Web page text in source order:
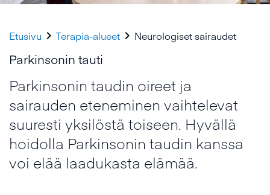
Etusivu  Terapia-alueet  Neurologiset sairaudet
Parkinsonin tauti
Parkinsonin taudin oireet ja
sairauden eteneminen vaihtelevat
suuresti yksilöstä toiseen. Hyvällä
hoidolla Parkinsonin taudin kanssa
voi elää laadukasta elämää.